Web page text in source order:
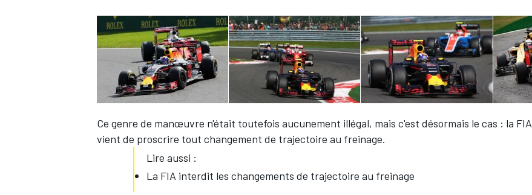
Ce genre de manœuvre n'était toutefois aucunement illégal, mais c'est désormais le cas : la FIA
vient de proscrire tout changement de trajectoire au freinage.
Lire aussi :
La FIA interdit les changements de trajectoire au freinage